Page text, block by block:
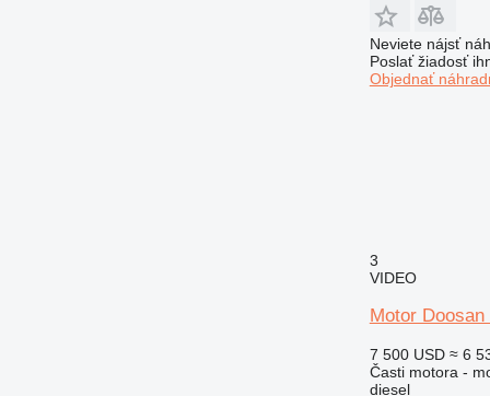
Neviete nájsť
Poslať žiadosť
Objednať
3
VIDEO
Motor
7 500 USD ≈ 6
Časti motora -
diesel